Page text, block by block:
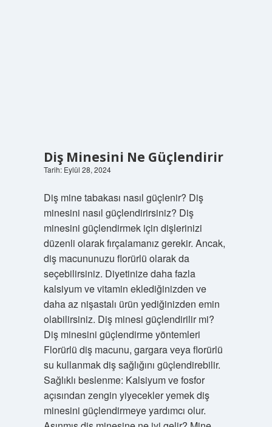
Diş Minesini Ne Güçlendirir
Tarih: Eylül 28, 2024
Diş mine tabakası nasıl güçlenir? Diş
minesini nasıl güçlendirirsiniz? Diş
minesini güçlendirmek için dişlerinizi
düzenli olarak fırçalamanız gerekir. Ancak,
diş macununuzu florürlü olarak da
seçebilirsiniz. Diyetinize daha fazla
kalsiyum ve vitamin eklediğinizden ve
daha az nişastalı ürün yediğinizden emin
olabilirsiniz. Diş minesi güçlendirilir mi?
Diş minesini güçlendirme yöntemleri
Florürlü diş macunu, gargara veya florürlü
su kullanmak diş sağlığını güçlendirebilir.
Sağlıklı beslenme: Kalsiyum ve fosfor
açısından zengin yiyecekler yemek diş
minesini güçlendirmeye yardımcı olur.